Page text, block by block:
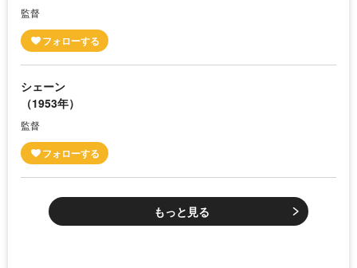
監督
シェーン
（1953年）
監督
もっと見る